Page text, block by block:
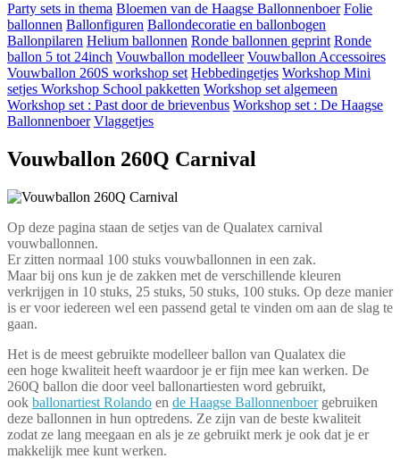
Party sets in thema Bloemen van de Haagse Ballonnenboer Folie
ballonnen Ballonfiguren Ballondecoratie en ballonbogen
Ballonpilaren Helium ballonnen Ronde ballonnen geprint Ronde
ballon 5 tot 24inch Vouwballon modelleer Vouwballon Accessoires
Vouwballon 260S workshop set Hebbedingetjes Workshop Mini
setjes Workshop School pakketten Workshop set algemeen
Workshop set : Past door de brievenbus Workshop set : De Haagse
Ballonnenboer Vlaggetjes
Vouwballon 260Q Carnival
Op deze pagina staan de setjes van de Qualatex carnival
vouwballonnen.
Er zitten normaal 100 stuks vouwballonnen in een zak.
Maar bij ons kun je de zakken met de verschillende kleuren
verkrijgen in 10 stuks, 25 stuks, 50 stuks, 100 stuks. Op deze manier
is er voor iedereen wel een passend getal te vinden om aan de slag te
gaan.
Het is de meest gebruikte modelleer ballon van Qualatex die
een hoge kwaliteit heeft waardoor je er fijn mee kan werken. De
260Q ballon die door veel ballonartiesten word gebruikt,
ook ballonartiest Rolando en de Haagse Ballonnenboergebruiken
deze ballonnen in hun optredens. Ze zijn van de beste kwaliteit
zodat ze lang meegaan en als je ze gebruikt merk je ook dat je er
makkelijk mee kunt werken.